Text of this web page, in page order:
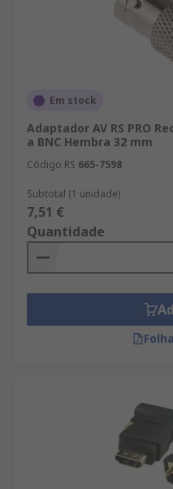
Em stock
Adaptador AV RS PRO
a BNC Hembra 32 mm
Código RS 665-7598
Subtotal (1 unidade)
7,51 €
Quantidade